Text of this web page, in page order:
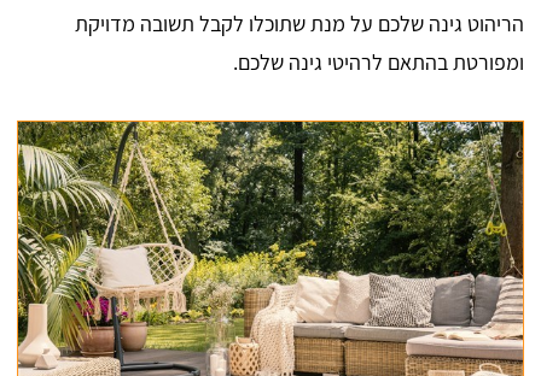
הריהוט גינה שלכם על מנת שתוכלו לקבל תשובה מדויקת
ומפורטת בהתאם לרהיטי גינה שלכם.